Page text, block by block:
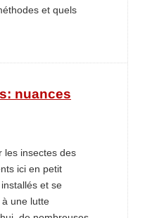
et quels
nuances
les insectes des
ici en petit
et se
une lutte